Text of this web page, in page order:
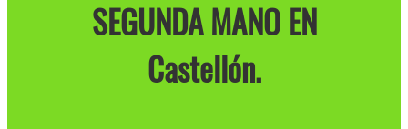
SEGUNDA MANO EN
Castellón.